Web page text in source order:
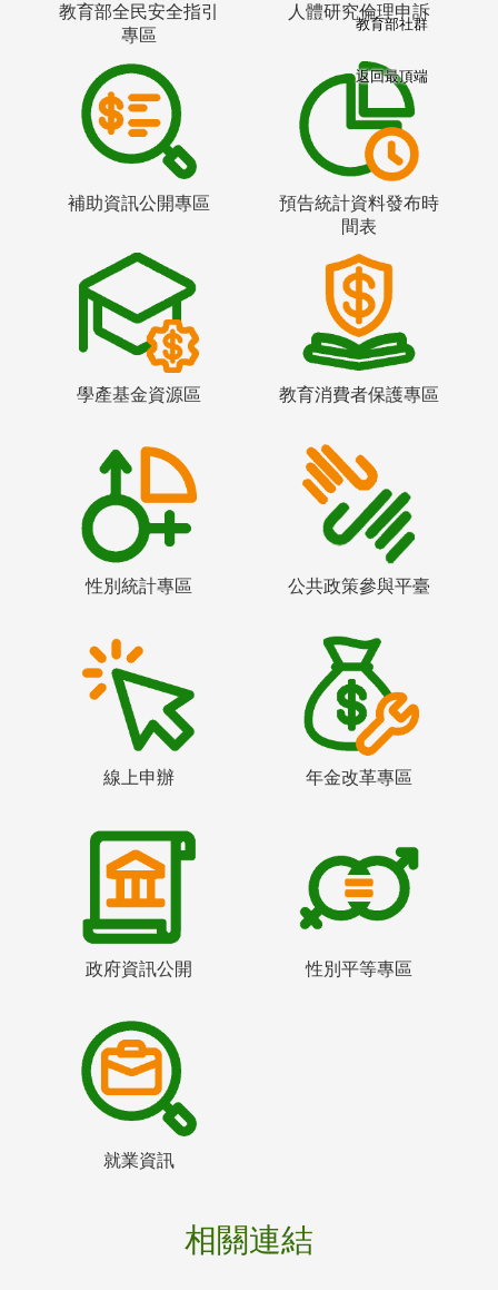
教育部全民安全指引
專區
人體研究倫理申訴
補助資訊公開專區
預告統計資料發布時
間表
學產基金資源區 教育消費者保護專區
性別統計專區 公共政策參與平臺
線上申辦 年金改革專區
政府資訊公開 性別平等專區
就業資訊
相關連結
教育部社群
返回最頂端